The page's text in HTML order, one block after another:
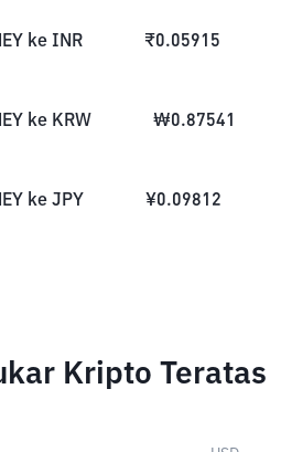
ke INR ₹0.05915
ke KRW ₩0.87541
ke JPY ¥0.09812
Kripto Teratas